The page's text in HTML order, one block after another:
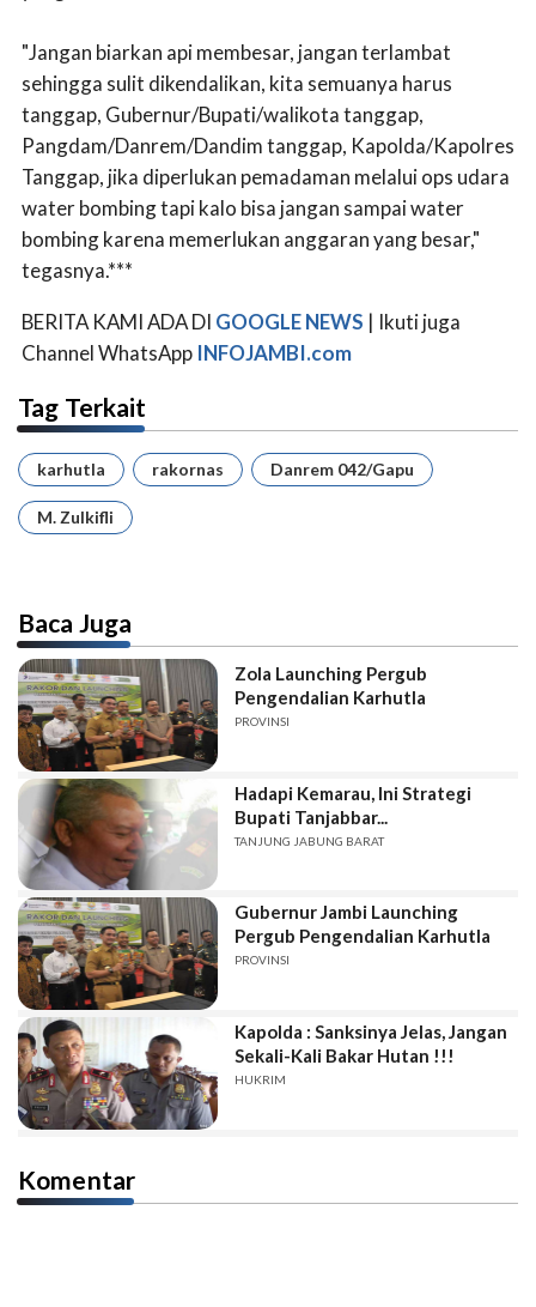
"Jangan biarkan api membesar, jangan terlambat
sehingga sulit dikendalikan, kita semuanya harus
tanggap, Gubernur/Bupati/walikota tanggap,
Pangdam/Danrem/Dandim tanggap, Kapolda/Kapolres
Tanggap, jika diperlukan pemadaman melalui ops udara
water bombing tapi kalo bisa jangan sampai water
bombing karena memerlukan anggaran yang besar,"
tegasnya.***
BERITA KAMI ADA DI GOOGLE NEWS | Ikuti juga
Channel WhatsApp INFOJAMBI.com
Tag Terkait
karhutla rakornas Danrem 042/Gapu
M. Zulkifli
Baca Juga
Zola Launching Pergub
Pengendalian Karhutla
PROVINSI
Hadapi Kemarau, Ini Strategi
Bupati Tanjabbar...
TANJUNG JABUNG BARAT
Gubernur Jambi Launching
Pergub Pengendalian Karhutla
PROVINSI
Kapolda : Sanksinya Jelas, Jangan
Sekali-Kali Bakar Hutan !!!
HUKRIM
Komentar